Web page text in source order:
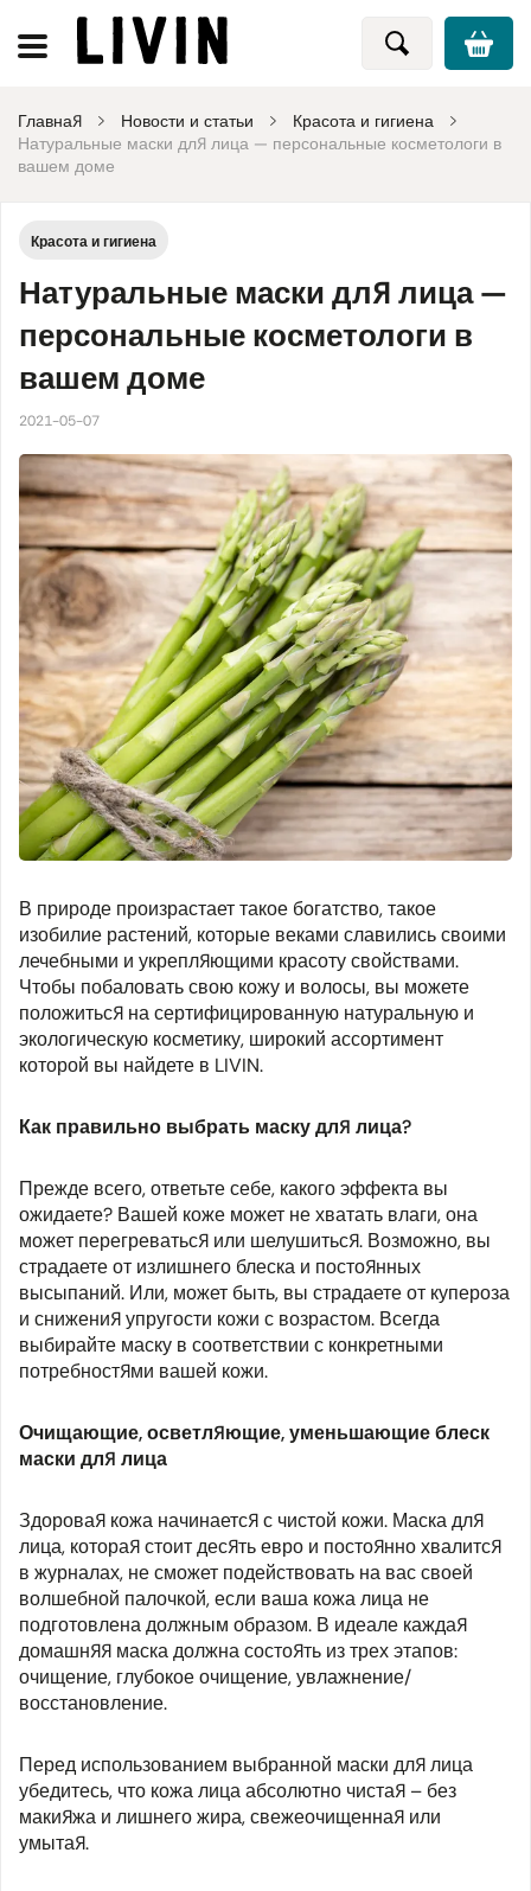
Главная Новости и статьи
Красота и гигиена
Натуральные маски для лица — персональные косметологи в
вашем доме
Красота и гигиена
Натуральные маски для лица —
персональные косметологи в
вашем доме
2021-05-07
В природе произрастает такое богатство, такое
изобилие растений, которые веками славились своими
лечебными и укрепляющими красоту свойствами.
Чтобы побаловать свою кожу и волосы, вы можете
положиться на сертифицированную натуральную и
экологическую косметику, широкий ассортимент
которой вы найдете в LIVIN.
Как правильно выбрать маску для лица?
Прежде всего, ответьте себе, какого эффекта вы
ожидаете? Вашей коже может не хватать влаги, она
может перегреваться или шелушиться. Возможно, вы
страдаете от излишнего блеска и постоянных
высыпаний. Или, может быть, вы страдаете от купероза
и снижения упругости кожи с возрастом. Всегда
выбирайте маску в соответствии с конкретными
потребностями вашей кожи.
Очищающие, осветляющие, уменьшающие блеск
маски для лица
Здоровая кожа начинается с чистой кожи. Маска для
лица, которая стоит десять евро и постоянно хвалится
в журналах, не сможет подействовать на вас своей
волшебной палочкой, если ваша кожа лица не
подготовлена должным образом. В идеале каждая
домашняя маска должна состоять из трех этапов:
очищение, глубокое очищение, увлажнение/
восстановление.
Перед использованием выбранной маски для лица
убедитесь, что кожа лица абсолютно чистая – без
макияжа и лишнего жира, свежеочищенная или
умытая.